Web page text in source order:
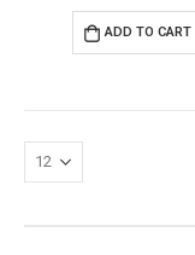
ADD TO CART